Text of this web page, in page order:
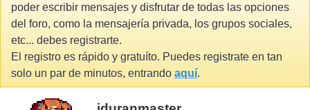
poder escribir mensajes y disfrutar de todas las opciones
del foro, como la mensajería privada, los grupos sociales,
etc... debes registrarte.
El registro es rápido y gratuíto. Puedes registrate en tan
solo un par de minutos, entrando aquí.